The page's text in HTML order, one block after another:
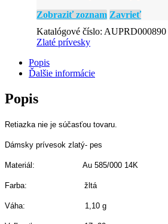
Zobraziť zoznam Zavrieť
Katalógové číslo: AUPRD000890
Zlaté prívesky
Popis
Ďalšie informácie
Popis
Retiazka nie je súčasťou tovaru.
Dámsky prívesok zlatý- pes
Materiál: Au 585/000 14K
Farba: žltá
Váha: 1,10 g